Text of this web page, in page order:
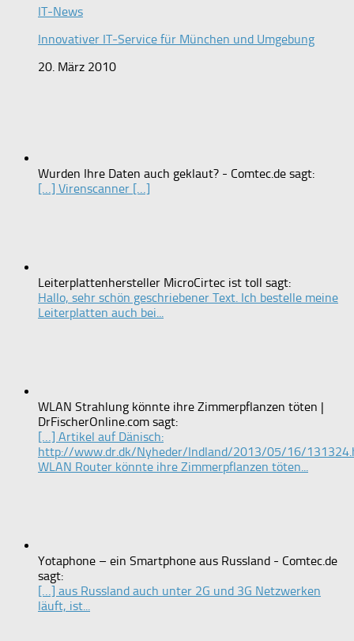
IT-News
Innovativer IT-Service für München und Umgebung
20. März 2010
Wurden Ihre Daten auch geklaut? - Comtec.de sagt:
[…] Virenscanner […]
Leiterplattenhersteller MicroCirtec ist toll sagt:
Hallo, sehr schön geschriebener Text. Ich bestelle meine
Leiterplatten auch bei...
WLAN Strahlung könnte ihre Zimmerpflanzen töten |
DrFischerOnline.com sagt:
[…] Artikel auf Dänisch:
http://www.dr.dk/Nyheder/Indland/2013/05/16/
WLAN Router könnte ihre Zimmerpflanzen töten...
Yotaphone – ein Smartphone aus Russland - Comtec.de
sagt:
[…] aus Russland auch unter 2G und 3G Netzwerken
läuft, ist...